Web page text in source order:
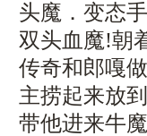
头魔．变态
双头血魔!朝
传奇和郎嘎
主捞起来放
带他进来牛